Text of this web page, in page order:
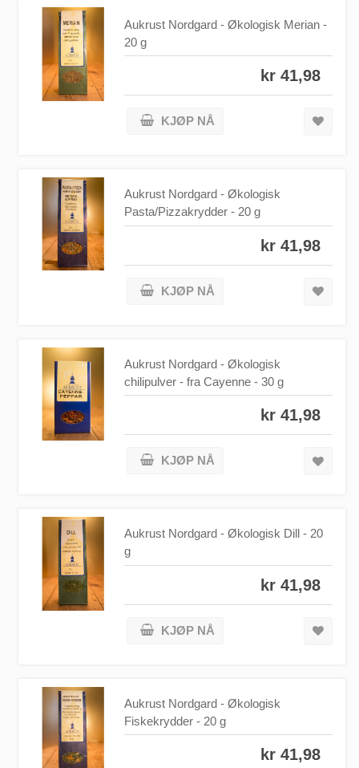
Aukrust Nordgard - Økologisk Merian -
20 g
kr 41,98
KJØP NÅ
Aukrust Nordgard - Økologisk
Pasta/Pizzakrydder - 20 g
kr 41,98
KJØP NÅ
Aukrust Nordgard - Økologisk
chilipulver - fra Cayenne - 30 g
kr 41,98
KJØP NÅ
Aukrust Nordgard - Økologisk Dill - 20
g
kr 41,98
KJØP NÅ
Aukrust Nordgard - Økologisk
Fiskekrydder - 20 g
kr 41,98